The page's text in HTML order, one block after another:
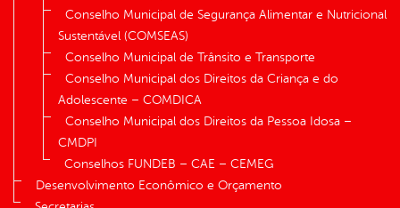
Conselho Municipal de Segurança Alimentar e Nutricional
Sustentável (COMSEAS)
Conselho Municipal de Trânsito e Transporte
Conselho Municipal dos Direitos da Criança e do
Adolescente – COMDICA
Conselho Municipal dos Direitos da Pessoa Idosa –
CMDPI
Conselhos FUNDEB – CAE – CEMEG
Desenvolvimento Econômico e Orçamento